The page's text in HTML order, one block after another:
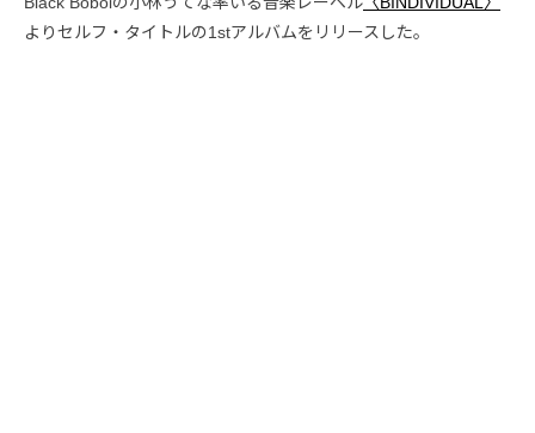
よりセルフ・タイトルの1stアルバムをリリースした。